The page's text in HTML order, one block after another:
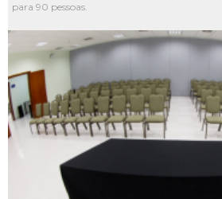
para 90 pessoas.
L2
L3
L4